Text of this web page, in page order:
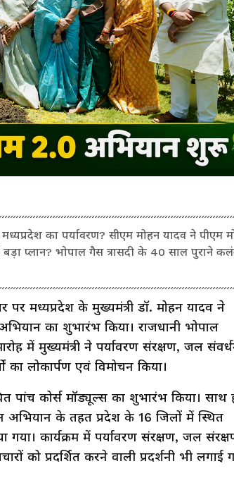
का पर्यावरण? सीएम मोहन यादव ने पीएम
बड़ा प्लान? भोपाल गैस त्रासदी के 40 साल पुराने
मध्यप्रदेश के मुख्यमंत्री डॉ. मोहन यादव ने
का शुभारंभ किया। राजधानी भोपाल
में मुख्यमंत्री ने पर्यावरण संरक्षण, जल
लोकार्पण एवं विमोचन किया।
पांच कोर्स मॉड्यूल्स का शुभारंभ किया। साथ
अभियान के तहत प्रदेश के 16 जिलों में स्थित
गया। कार्यक्रम में पर्यावरण संरक्षण, जल
को प्रदर्शित करने वाली प्रदर्शनी भी लगाई